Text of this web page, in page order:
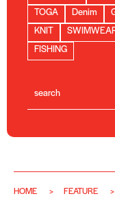
TOGA
Denim
KNIT
FISHING
HOME FEATURE